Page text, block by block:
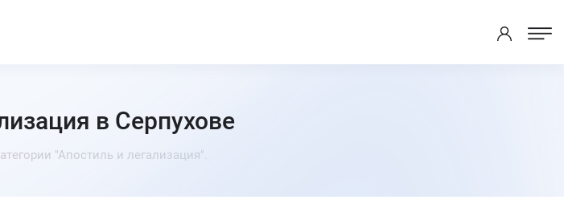
в Серпухове
"Апостиль и легализация".